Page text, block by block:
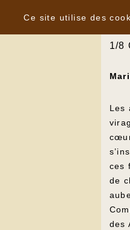
1/8
Les
ces
de
des
Ce site utilise des